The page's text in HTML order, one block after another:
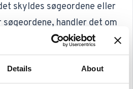
Details About
skyldes søgeordene eller
handler det om
og hvis det er
endnu mere med
målrettede
sprints, der